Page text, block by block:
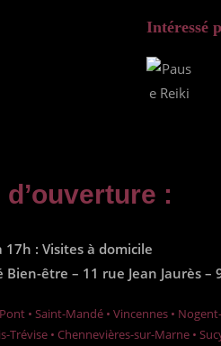
Intéressé
:
17h : Visites à domicile
être – 11 rue Jean Jaurès
• Saint-Mandé • Vincennes •
• Chennevières-sur-Marne •